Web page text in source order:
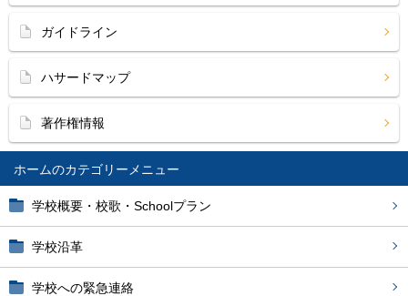
ホーム
学校概要・校歌・Schoolプラン
学校沿革
学校への緊急連絡
ガイドライン
ハサードマップ
著作権情報